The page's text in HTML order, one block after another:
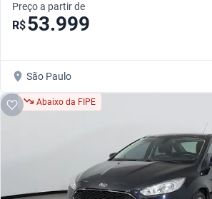
Preço a partir de
R$53.999
São Paulo
Abaixo da FIPE